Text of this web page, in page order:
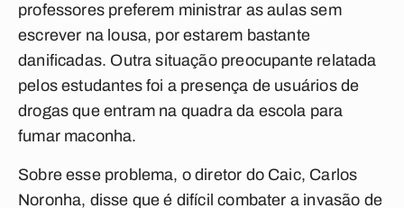
professores preferem ministrar as aulas sem
escrever na lousa, por estarem bastante
danificadas. Outra situação preocupante relatada
pelos estudantes foi a presença de usuários de
drogas que entram na quadra da escola para
fumar maconha.
Sobre esse problema, o diretor do Caic, Carlos
Noronha, disse que é difícil combater a invasão de